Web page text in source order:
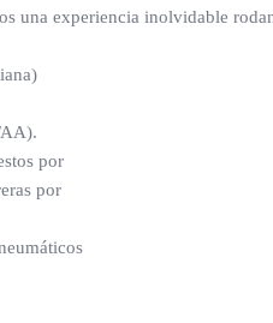
una experiencia inolvidable
por
por